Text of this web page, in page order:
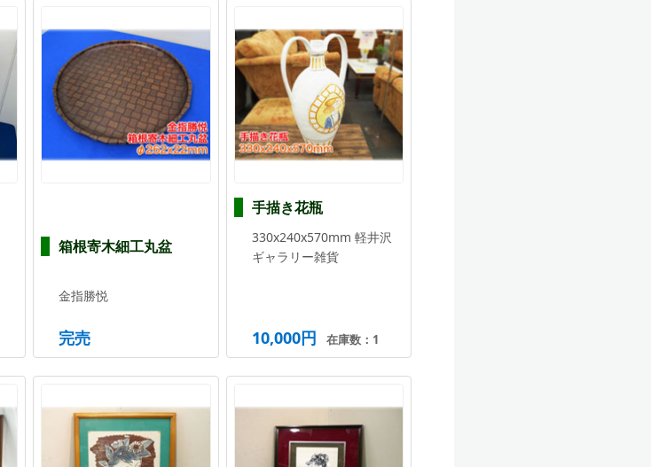
箱根寄木細工丸盆
金指勝悦
完売
手描き花瓶
330x240x570mm 軽井沢
ギャラリー雑貨
10,000円 在庫数：1